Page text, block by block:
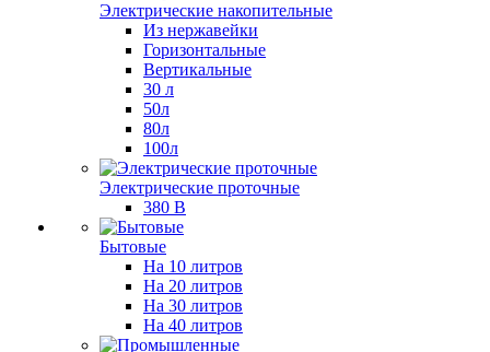
Электрические накопительные
Из нержавейки
Горизонтальные
Вертикальные
30 л
50л
80л
100л
Электрические проточные
380 В
Бытовые
На 10 литров
На 20 литров
На 30 литров
На 40 литров